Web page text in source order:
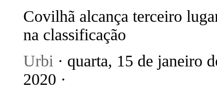
Covilhã alcança terceiro
na classificação
Urbi · quarta, 15 de janeiro
2020 ·